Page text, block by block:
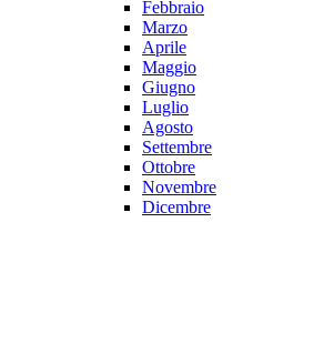
Febbraio
Marzo
Aprile
Maggio
Giugno
Luglio
Agosto
Settembre
Ottobre
Novembre
Dicembre